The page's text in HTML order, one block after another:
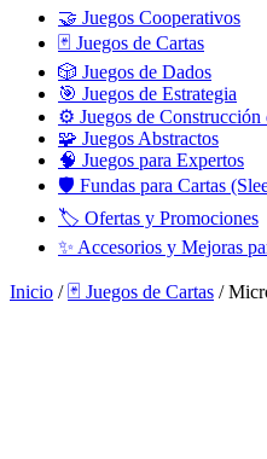
🤝 Juegos Cooperativos
🃏 Juegos de Cartas
🎲 Juegos de Dados
🎯 Juegos de Estrategia
⚙️ Juegos de Construcción
🧩 Juegos Abstractos
🧠 Juegos para Expertos
🛡️ Fundas para Cartas
🏷️ Ofertas y Promociones
✨ Accesorios y Mejoras
Inicio / 🃏 Juegos de Cartas /